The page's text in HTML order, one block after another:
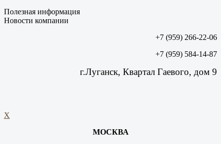
Полезная информация
Новости компании
+7 (959) 266-22-06
+7 (959) 584-14-87
г.Луганск, Квартал Гаевого, дом 9
X
МОСКВА